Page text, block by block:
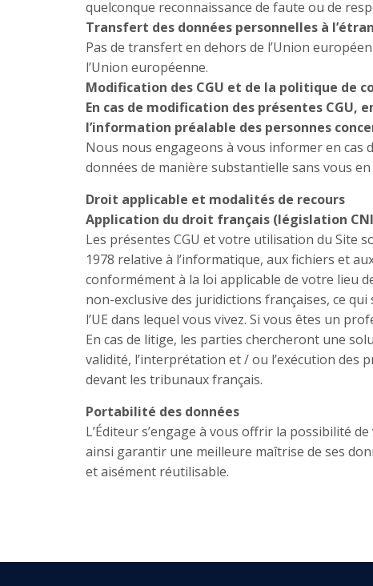
quelconque reconnaissance de faute ou de
Transfert des données personnelles à
Pas de transfert en dehors de l’Union
l’Union européenne.
Modification des CGU et de la politique de
En cas de modification des présentes
l’information préalable des personnes
Nous nous engageons à vous informer en cas
données de manière substantielle sans vous
Droit applicable et modalités de recours
Application du droit français (législation
Les présentes CGU et votre utilisation du Site
1978 relative à l’informatique, aux fichiers et
conformément à la loi applicable de votre lieu
non-exclusive des juridictions françaises, ce
l’UE dans lequel vous vivez. Si vous êtes un
En cas de litige, les parties chercheront une
validité, l’interprétation et / ou l’exécution des
devant les tribunaux français.
Portabilité des données
L’Éditeur s’engage à vous offrir la possibilité
ainsi garantir une meilleure maîtrise de ses
et aisément réutilisable.